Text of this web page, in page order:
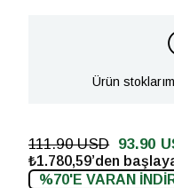
Ürün
111.90 USD 93.90
₺1.780,59’den
%70'E VARAN